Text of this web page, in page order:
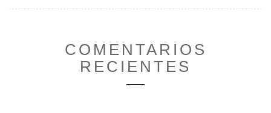
COMENTARIOS
RECIENTES